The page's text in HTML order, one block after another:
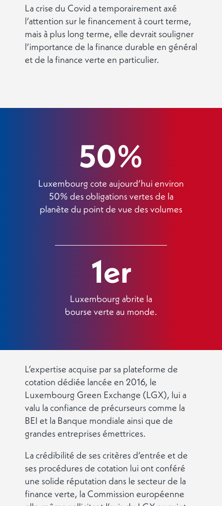
La crise du Covid a temporairement axé
l’attention sur le financement à court terme,
mais à plus long terme, elle devrait souligner
l’importance de la finance durable en général
et de la finance verte en particulier.
50%
Luxembourg cote aujourd’hui environ
50% des obligations vertes de la
planète du point de vue des volumes
1er
Luxembourg abrite la
bourse verte au monde.
L’expertise acquise par sa plateforme de
cotation dédiée lancée en 2016, le
Luxembourg Green Exchange (LGX), lui a
valu la confiance de précurseurs comme la
BEI et la Banque mondiale ainsi que de
grandes entreprises émettrices.
La crédibilité de ses critères d’entrée et de
ses procédures de cotation lui ont conféré
une solide réputation dans le secteur de la
finance verte, la Commission européenne